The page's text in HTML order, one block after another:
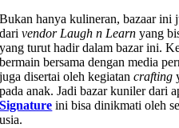
Bukan hanya kulineran, bazaar ini
darivendor Laugh n Learn yang
yang turut hadir dalam bazar ini.
bermain bersama dengan media
juga disertai oleh kegiatancrafting
pada anak. Jadi bazar kuniler dari
Signature ini bisa dinikmati oleh
usia.